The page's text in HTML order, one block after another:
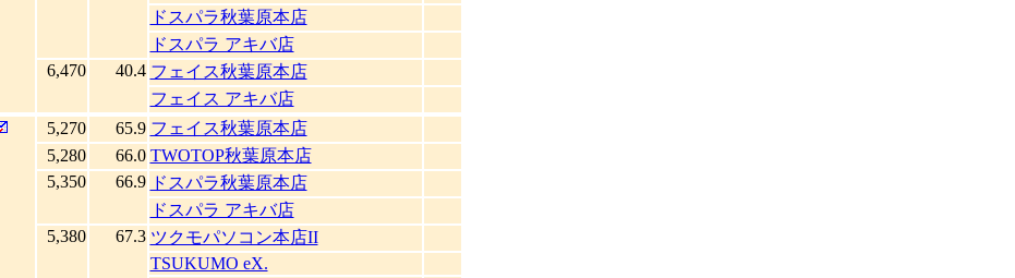
ドスパラ秋葉原本店
ドスパラ アキバ店
6,470
40.4 フェイス秋葉原本店
フェイス アキバ店
5,270 65.9 フェイス秋葉原本店
5,280
66.0 TWOTOP秋葉原本店
5,350
66.9 ドスパラ秋葉原本店
ドスパラ アキバ店
5,380
67.3 ツクモパソコン本店II
TSUKUMO eX.